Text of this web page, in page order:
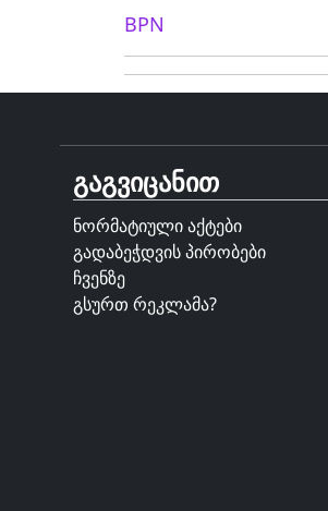
BPN
გაგვიცანით
ნორმატიული აქტები
გადაბეჭდვის პირობები
ჩვენზე
გსურთ რეკლამა?